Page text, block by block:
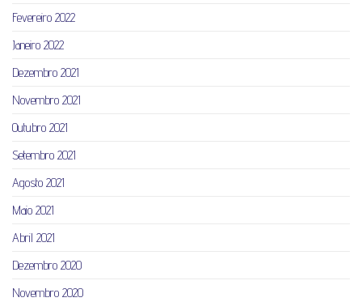
Fevereiro 2022
Janeiro 2022
Dezembro 2021
Novembro 2021
Outubro 2021
Setembro 2021
Agosto 2021
Maio 2021
Abril 2021
Dezembro 2020
Novembro 2020